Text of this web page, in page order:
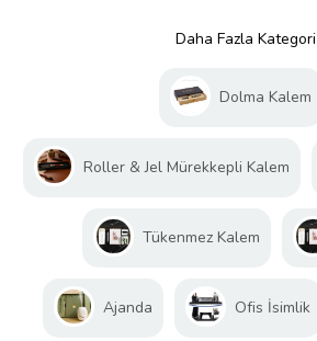
Daha Fazla Kategori
Dolma Kalem
Roller & Jel Mürekkepli Kalem
Tükenmez Kalem
Ajanda Ofis İsimlik